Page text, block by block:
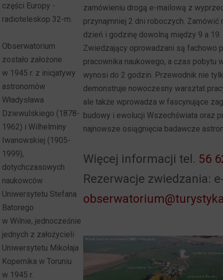
części Europy -
radioteleskop 32-m.
Obserwatorium
zostało założone
w 1945 r. z inicjatywy
astronomów
Władysława
Dziewulskiego (1878-
1962) i Wilhelminy
Iwanowskiej (1905-
1999),
dotychczasowych
naukowców
Uniwersytetu Stefana
Batorego
w Wilnie, jednocześnie
jednych z założycieli
Uniwersytetu Mikołaja
Kopernika w Toruniu
w 1945 r.
zamówieniu drogą e-mailową z
przynajmniej 2 dni roboczych. Zamówić
dzień i godzinę dowolną między 9 a 19.
Zwiedzający oprowadzani są fachowo
pracownika naukowego, a czas pobytu
wynosi do 2 godzin. Przewodnik nie
demonstruje nowoczesny warsztat
ale także wprowadza w fascynujące
budowy i ewolucji Wszechświata oraz
najnowsze osiągnięcia badawcze
Więcej informacji tel. 56
Rezerwacje zwiedzania: